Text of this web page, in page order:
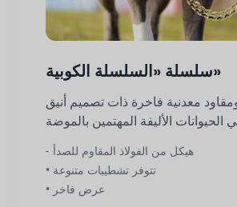
سلسلة «السلسلة الكوبية»
معدنية فاخرة ذات تصميم أنيق
- هيكل من الفولاذ المقاوم للصدأ
• تتوفر تشطيبات متنوعة
• عرض فاخر